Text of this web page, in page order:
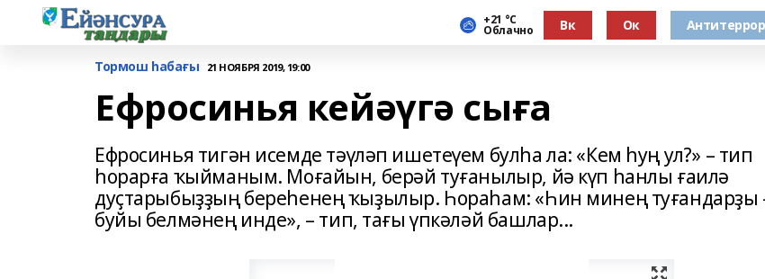
+21 °С
Облачно Вк Ок Антитеррор
Тормош һабағы 21 НОЯБРЯ 2019, 19:00
Ефросинья кейәүгә сыға
Ефросинья тигән исемде тәүләп ишетеүем булһа ла: «Кем һуң ул?» – тип
һорарға ҡыйманым. Моғайын, берәй туғанылыр, йә күп һанлы ғаилә
дуҫтарыбыҙҙың береһенең ҡыҙылыр. Һораһам: «Һин минең туғандарҙы
буйы белмәнең инде», – тип, тағы үпкәләй башлар...